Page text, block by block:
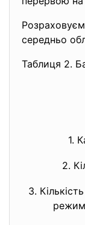
середньо
Таблиця 2.
1.
2.
3.